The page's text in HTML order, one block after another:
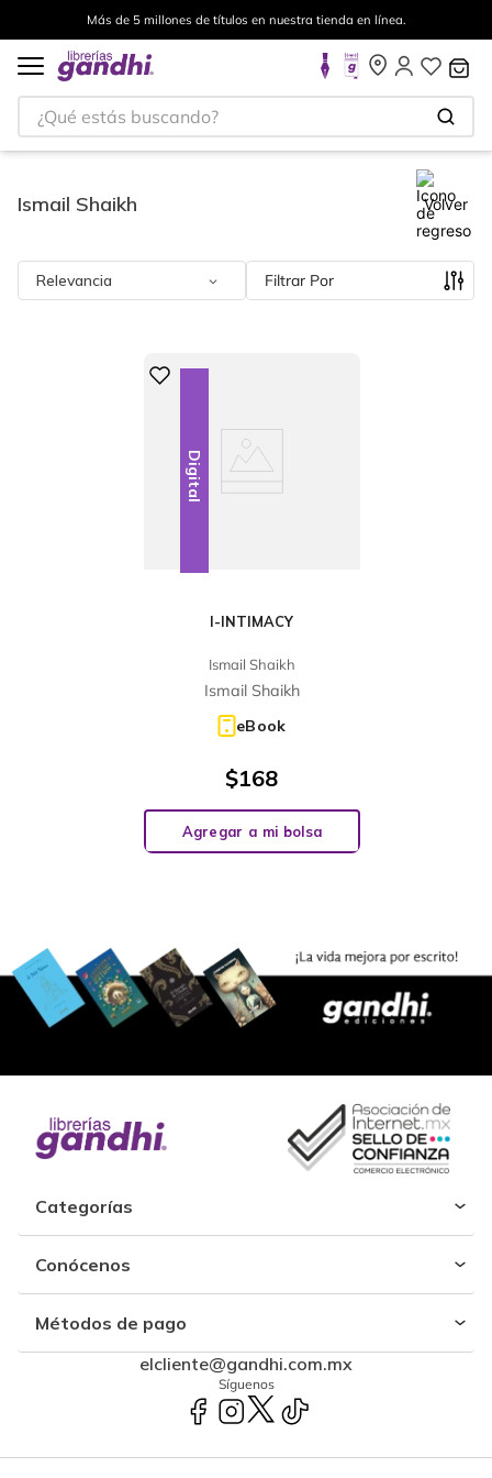
Más de 5 millones de títulos en nuestra tienda en línea.
¿Qué estás buscando?
Ismail Shaikh Volver
Relevancia Filtrar
Digital
I-INTIMACY
Ismail Shaikh
Ismail Shaikh
eBook
$168
Agregar a mi bolsa
Categorías
Conócenos
Métodos de pago
elcliente@gandhi.com.mx
Síguenos